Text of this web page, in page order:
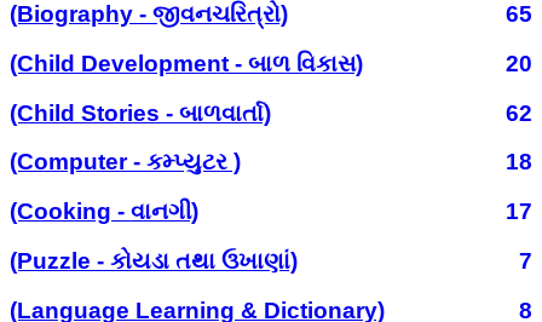
(Biography - જીવનચરિત્રો)
65
(Child Development - બાળ વિકાસ)
20
(Child Stories - બાળવાર્તા)
62
(Computer - કમ્પ્યુટર )
18
(Cooking - વાનગી)
17
(Puzzle - કોયડા તથા ઉખાણાં)
7
(Language Learning & Dictionary)
8